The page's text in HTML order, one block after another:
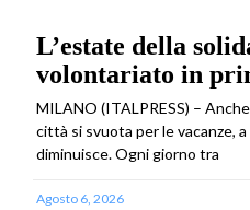
L’estate della
volontariato in
MILANO (ITALPRESS) –
città si svuota per le vacanze,
diminuisce. Ogni giorno tra
Agosto 6, 2026